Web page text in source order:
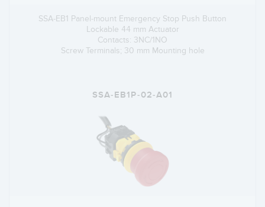
SSA-EB1 Panel-mount Emergency Stop Push Button
Lockable 44 mm Actuator
Contacts: 3NC/1NO
Screw Terminals; 30 mm Mounting hole
SSA-EB1P-02-A01